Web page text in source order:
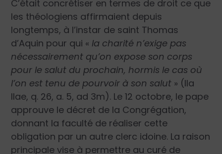
C’était concrétiser en termes de droit ce que
les théologiens affirmaient depuis
longtemps, à l’instar de saint Thomas
d’Aquin pour qui « la charité n’exige pas
nécessairement qu’on expose son corps
pour le salut du prochain, hormis le cas où
l’on est tenu de pourvoir à son salut » (IIa
IIae, q. 26, a. 5, ad 3m). Le 12 octobre, le pape
approuve le décret de la Congrégation,
donnant la faculté de réaliser cette
obligation par un autre clerc idoine. La raison
principale vise à permettre au curé de